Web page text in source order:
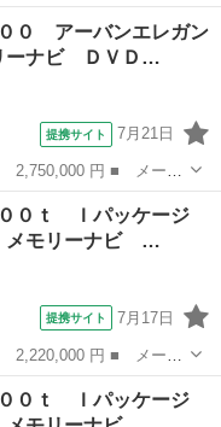
ード名： ＣＴ２００
ＤＶＤ再生 バックカ
０ アーバンエレガン
ナビ ＤＶＤ…
提携サイト 7月21日
ード名： ＵＸ２０
ーナビ ＤＶＤ再生 ミ
００ｔ Ｉパッケージ
モリーナビ …
提携サイト 7月17日
ード名： ＮＸ２００
リーナビ ＤＶＤ再
００ｔ Ｉパッケージ